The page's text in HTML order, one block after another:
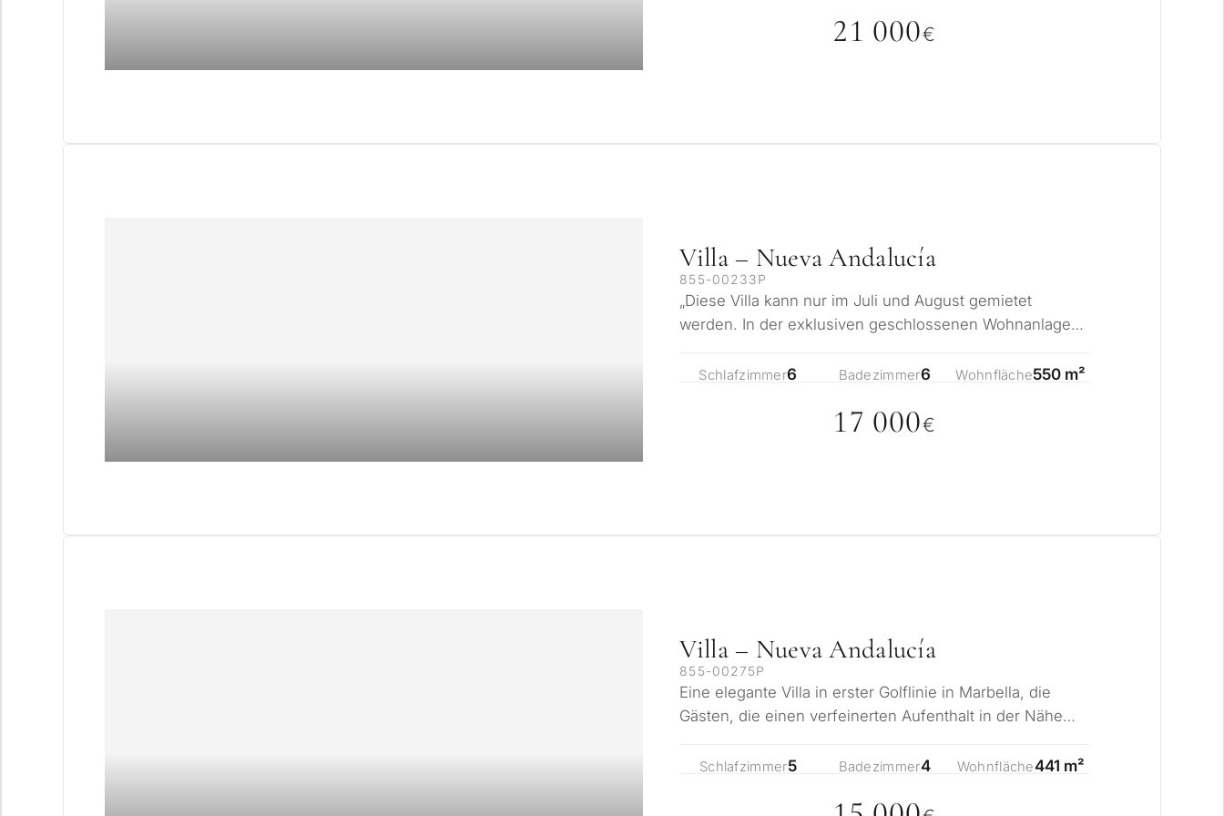
21 000€
Villa – Nueva Andalucía
855-00233P
„Diese Villa kann nur im Juli und August gemietet
werden. In der exklusiven geschlossenen Wohnanlage
Schlafzimmer6 Badezimmer6 Wohnfläche550 m²
17 000€
Villa – Nueva Andalucía
855-00275P
Eine elegante Villa in erster Golflinie in Marbella, die
Gästen, die einen verfeinerten Aufenthalt in der Nähe
Schlafzimmer5 Badezimmer4 Wohnfläche441 m²